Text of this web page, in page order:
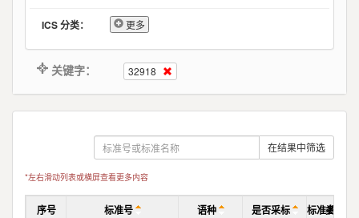
ICS 分类： 更多
关键字： 32918
在结果中筛选
*左右滑动列表或横屏查看更多内容
序号 标准号 语种 是否采标 标准名称
类别